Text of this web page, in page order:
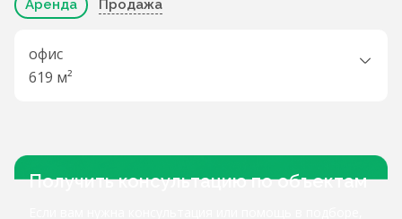
Аренда Продажа
офис
619 м²
Получить консультацию по объектам